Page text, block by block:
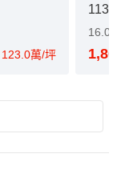
123.0萬/坪
113-
16.0坪